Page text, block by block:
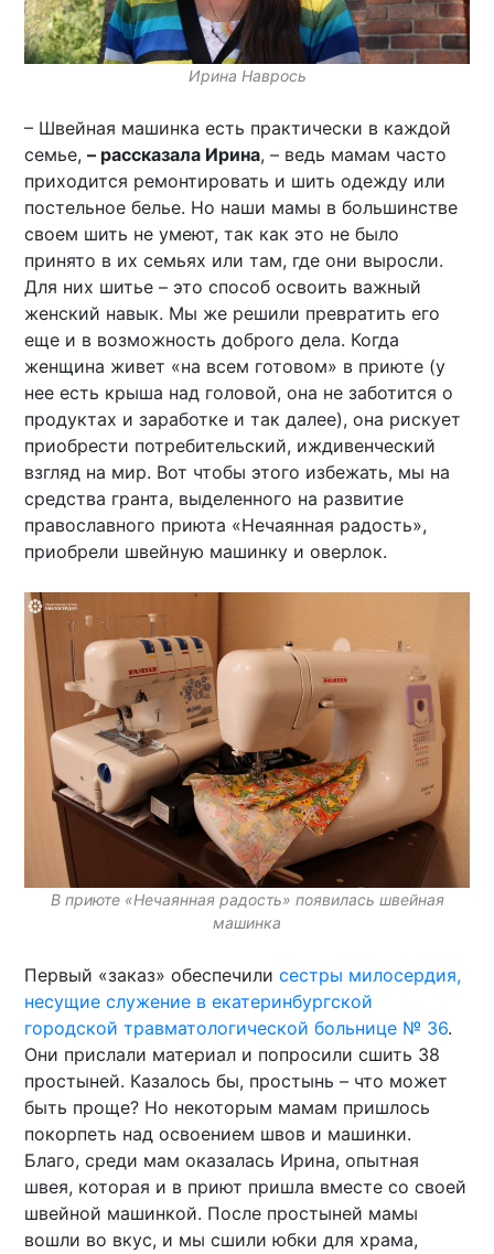
Ирина Наврось
– Швейная машинка есть практически в каждой
семье,– рассказала Ирина, – ведь мамам часто
приходится ремонтировать и шить одежду или
постельное белье. Но наши мамы в большинстве
своем шить не умеют, так как это не было
принято в их семьях или там, где они выросли.
Для них шитье – это способ освоить важный
женский навык. Мы же решили превратить его
еще и в возможность доброго дела. Когда
женщина живет «на всем готовом» в приюте (у
нее есть крыша над головой, она не заботится о
продуктах и заработке и так далее), она рискует
приобрести потребительский, иждивенческий
взгляд на мир. Вот чтобы этого избежать, мы на
средства гранта, выделенного на развитие
православного приюта «Нечаянная радость»,
приобрели швейную машинку и оверлок.
В приюте «Нечаянная радость» появилась швейная
машинка
Первый «заказ» обеспечилисестры милосердия,
несущие служение в екатеринбургской
городской травматологической больнице № 36.
Они прислали материал и попросили сшить 38
простыней. Казалось бы, простынь – что может
быть проще? Но некоторым мамам пришлось
покорпеть над освоением швов и машинки.
Благо, среди мам оказалась Ирина, опытная
швея, которая и в приют пришла вместе со своей
швейной машинкой. После простыней мамы
вошли во вкус, и мы сшили юбки для храма,